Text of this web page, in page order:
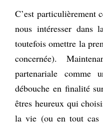
C’est particulièrement
nous intéresser dans
toutefois omettre la
concernée).
partenariale comme
débouche en finalité
êtres heureux qui
la vie (ou en tout